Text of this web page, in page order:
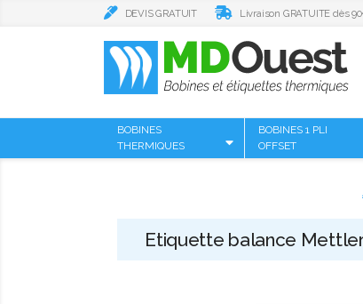
DEVIS GRATUIT Livraison GRATUITE dès
BOBINES
THERMIQUES
BOBINES 1 PLI
OFFSET
Etiquette balance